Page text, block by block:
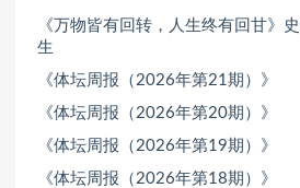
《万物皆有回转，人生终有回甘》
生
《体坛周报（2026年第21期）》
《体坛周报（2026年第20期）》
《体坛周报（2026年第19期）》
《体坛周报（2026年第18期）》